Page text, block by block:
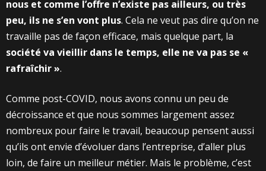
nous et comme l’offre n’existe pas ailleurs, ou très
peu, ils ne s’en vont plus. Cela ne veut pas dire qu’on ne
travaille pas de façon efficace, mais quelque part, la
société va vieillir dans le temps, elle ne va pas se «
rafraîchir ».
Comme post-COVID, nous avons connu un peu de
décroissance et que nous sommes largement assez
nombreux pour faire le travail, beaucoup pensent aussi
qu’ils ont envie d’évoluer dans l’entreprise, d’aller plus
loin, de faire un meilleur métier. Mais le problème, c’est